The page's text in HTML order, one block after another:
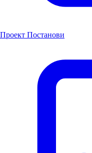
Проект Постанови